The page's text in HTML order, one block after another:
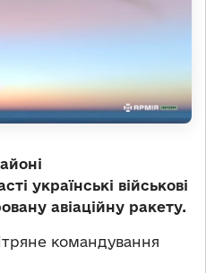
українські військові
авіаційну ракету.
командування